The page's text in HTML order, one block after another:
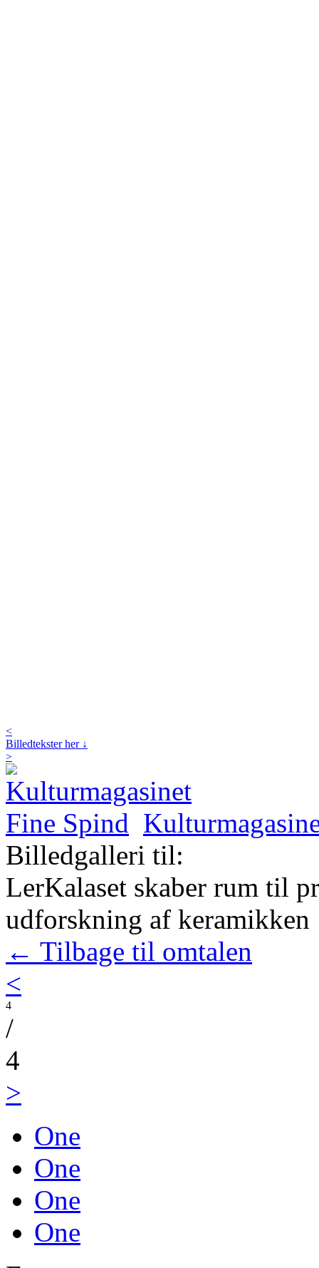
<
Billedtekster her ↓
>
Billedgalleri til:
LerKalaset skaber rum til
udforskning af keramikken
← Tilbage til omtalen
<
4
/
4
>
One
One
One
One